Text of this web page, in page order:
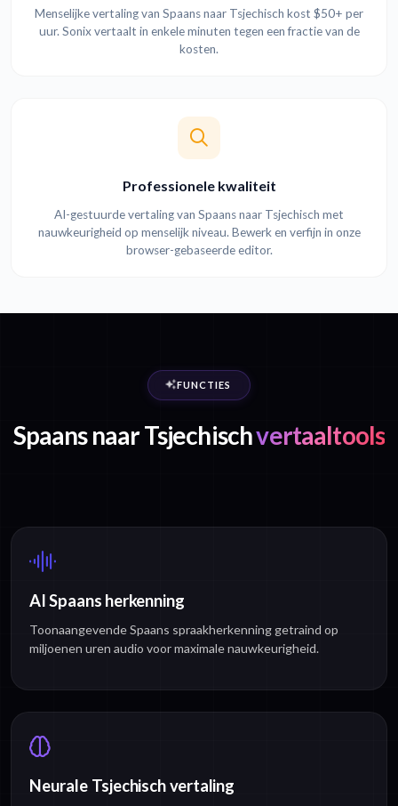
Menselijke vertaling van Spaans naar Tsjechisch kost $50+ per
uur. Sonix vertaalt in enkele minuten tegen een fractie van de
kosten.
Professionele kwaliteit
AI-gestuurde vertaling van Spaans naar Tsjechisch met
nauwkeurigheid op menselijk niveau. Bewerk en verfijn in onze
browser-gebaseerde editor.
FUNCTIES
Spaans naar Tsjechischvertaaltools
AI Spaans herkenning
Toonaangevende Spaans spraakherkenning getraind op
miljoenen uren audio voor maximale nauwkeurigheid.
Neurale Tsjechisch vertaling